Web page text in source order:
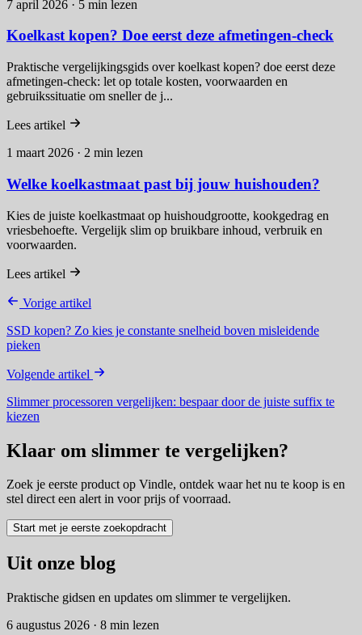
7 april 2026 · 5 min lezen
Koelkast kopen? Doe eerst deze afmetingen-check
Praktische vergelijkingsgids over koelkast kopen? doe eerst deze
afmetingen-check: let op totale kosten, voorwaarden en
gebruikssituatie om sneller de j...
Lees artikel
1 maart 2026 · 2 min lezen
Welke koelkastmaat past bij jouw huishouden?
Kies de juiste koelkastmaat op huishoudgrootte, kookgedrag en
vriesbehoefte. Vergelijk slim op bruikbare inhoud, verbruik en
voorwaarden.
Lees artikel
Vorige artikel
SSD kopen? Zo kies je constante snelheid boven misleidende
pieken
Volgende artikel
Slimmer processoren vergelijken: bespaar door de juiste suffix te
kiezen
Klaar om slimmer te vergelijken?
Zoek je eerste product op Vindle, ontdek waar het nu te koop is en
stel direct een alert in voor prijs of voorraad.
Start met je eerste zoekopdracht
Uit onze blog
Praktische gidsen en updates om slimmer te vergelijken.
6 augustus 2026 · 8 min lezen